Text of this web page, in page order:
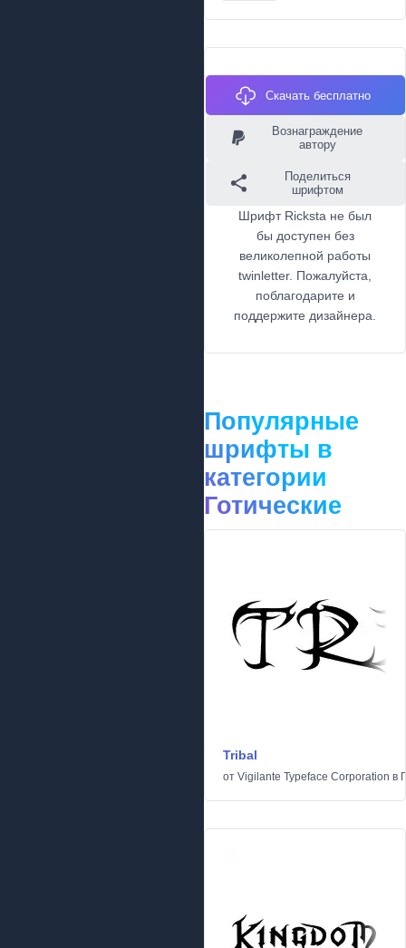
Скачать бесплатно
Вознаграждение
автору
Поделиться
шрифтом
Шрифт Ricksta не был
бы доступен без
великолепной работы
twinletter. Пожалуйста,
поблагодарите и
поддержите дизайнера.
Популярные
шрифты в
категории
Готические
Tribal
от Vigilante Typeface Corporation в